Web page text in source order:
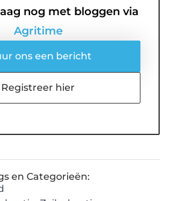
nog met bloggen via
Agritime
ons een bericht
Registreer hier
en Categorieën: